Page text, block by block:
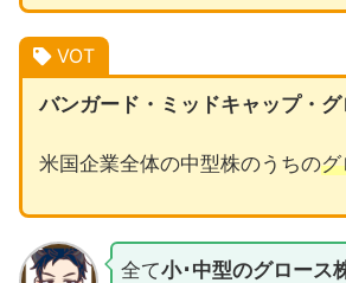
VOT
バンガード・ミッドキャップ・グ
米国企業全体の中型株のうちのグ
全て小･中型のグロース